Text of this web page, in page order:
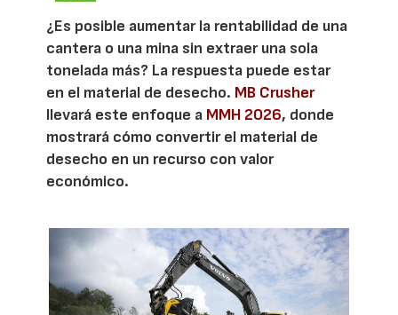
¿Es posible aumentar la rentabilidad de una
cantera o una mina sin extraer una sola
tonelada más? La respuesta puede estar
en el material de desecho. MB Crusher
llevará este enfoque a MMH 2026, donde
mostrará cómo convertir el material de
desecho en un recurso con valor
económico.